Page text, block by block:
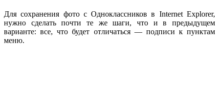
Для сохранения фото с Одноклассников в Internet Explorer,
нужно сделать почти те же шаги, что и в предыдущем
варианте: все, что будет отличаться — подписи к пунктам
меню.